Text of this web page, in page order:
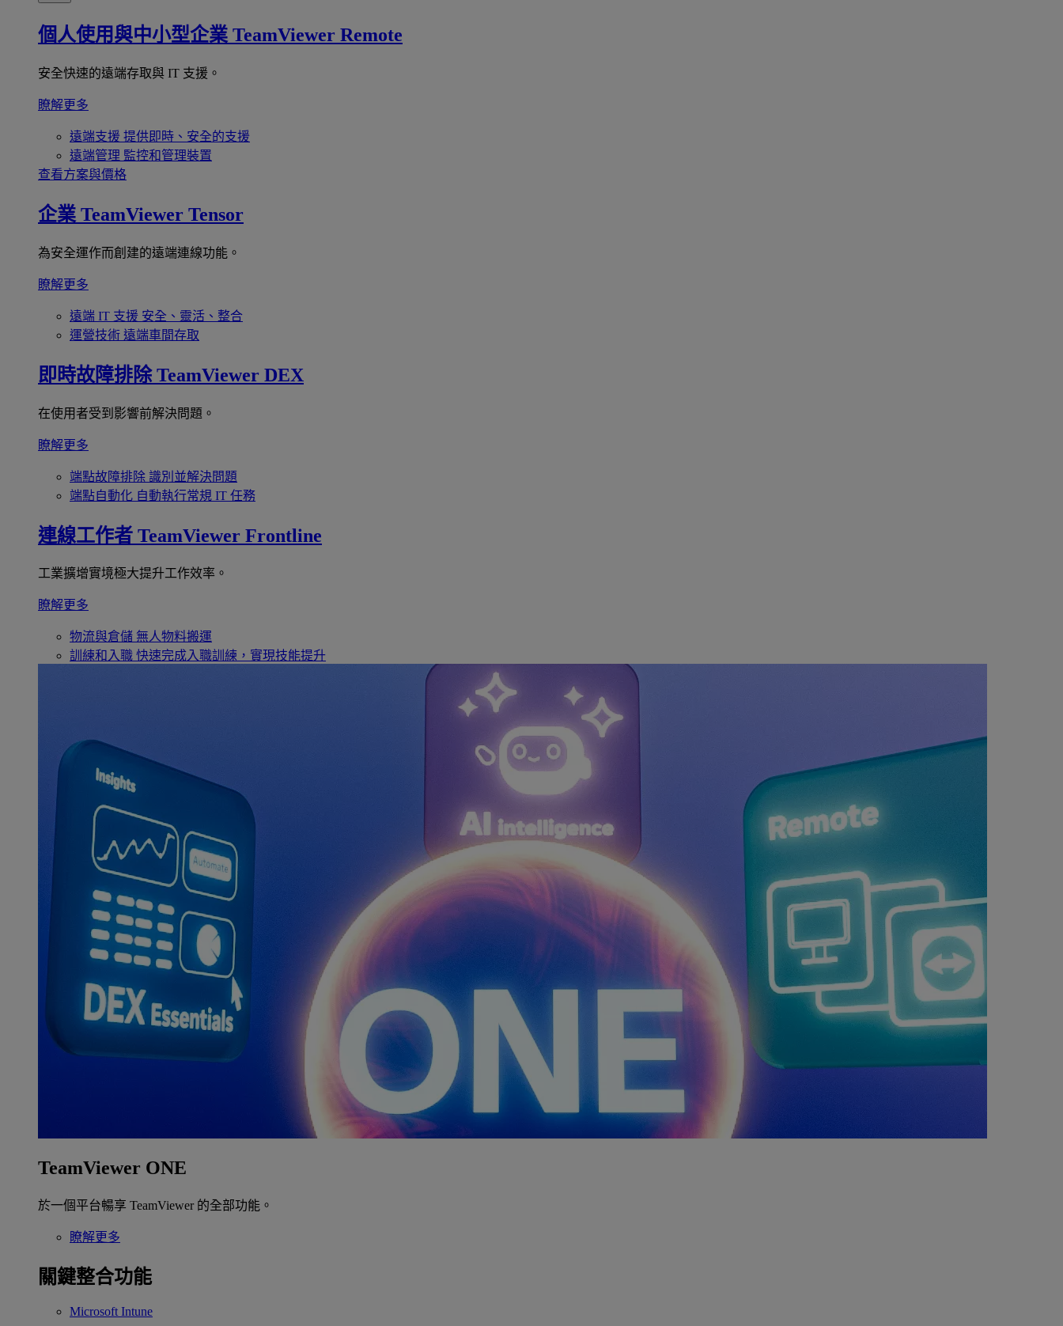
個人使用與中小型企業 TeamViewer Remote
安全快速的遠端存取與 IT 支援。
瞭解更多
遠端支援 提供即時、安全的支援
遠端管理 監控和管理裝置
查看方案與價格
企業 TeamViewer Tensor
為安全運作而創建的遠端連線功能。
瞭解更多
遠端 IT 支援 安全、靈活、整合
運營技術 遠端車間存取
即時故障排除 TeamViewer DEX
在使用者受到影響前解決問題。
瞭解更多
端點故障排除 識別並解決問題
端點自動化 自動執行常規 IT 任務
連線工作者 TeamViewer Frontline
工業擴增實境極大提升工作效率。
瞭解更多
物流與倉儲 無人物料搬運
訓練和入職 快速完成入職訓練，實現技能提升
TeamViewer ONE
於一個平台暢享 TeamViewer 的全部功能。
瞭解更多
關鍵整合功能
Microsoft Intune